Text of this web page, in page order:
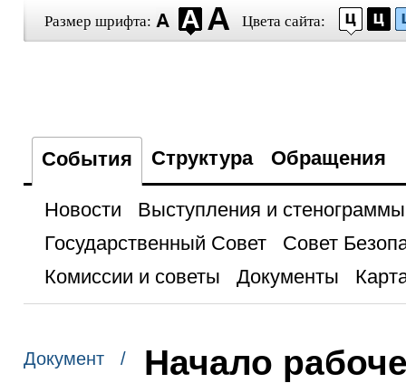
Размер шрифта: Цвета сайта:
События Структура Обращения
Новости
Выступления и стенограммы
Государственный Совет
Совет
Комиссии и советы
Документы
Документ /
Начало